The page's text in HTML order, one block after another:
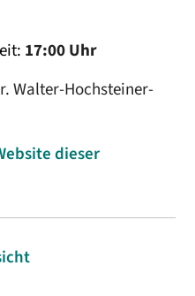
17:00 Uhr
Walter-Hochsteiner-
dieser